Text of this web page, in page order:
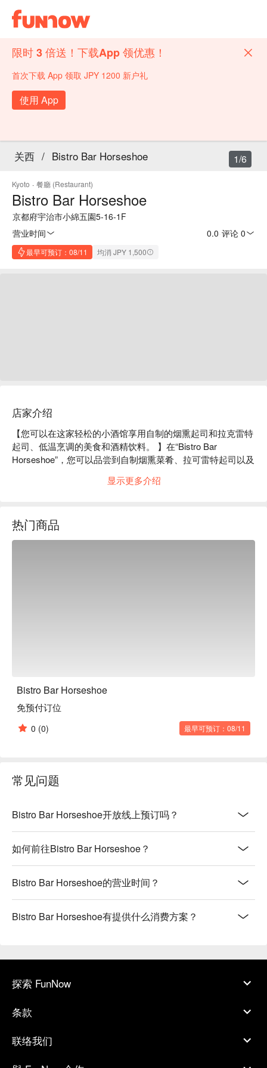
限时 3 倍送！下载App 领优惠！
首次下载 App 领取 JPY 1200 新户礼
使用 App
关西 / Bistro Bar Horseshoe
Kyoto · 餐廳 (Restaurant)
Bistro Bar Horseshoe
京都府宇治市小綿五園5-16-1F
营业时间
0.0 评论 0
最早可预订：08/11 均消 JPY 1,500
1/6
店家介绍
【您可以在这家轻松的小酒馆享用自制的烟熏起司和拉克雷特
起司、低温烹调的美食和酒精饮料。 】在“Bistro Bar
Horseshoe”，您可以品尝到自制烟熏菜肴、拉可雷特起司以及
畑农场起司等精选食材，但所有菜肴的共同点在于「可与美酒
座位和18张餐桌，营造出令人放松的空间。昏暗的灯光营造出
宁静的氛围。从独自用餐到小聚小酌，这家餐厅的用餐体验丰
显示更多介绍
热门商品
Bistro Bar Horseshoe
免预付订位
0 (0) 最早可预订：08/11
常见问题
Bistro Bar Horseshoe开放线上预订吗？
如何前往Bistro Bar Horseshoe？
Bistro Bar Horseshoe的营业时间？
Bistro Bar Horseshoe有提供什么消费方案？
探索 FunNow
条款
联络我们